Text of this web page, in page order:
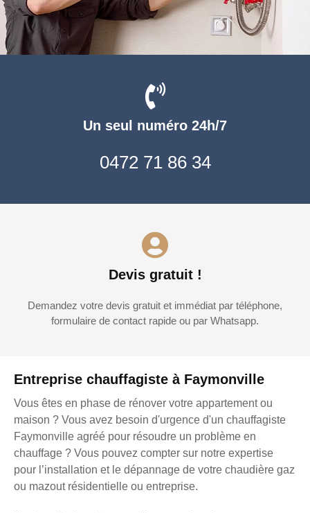
Entreprise chauffagiste à Faymonville
Vous êtes en phase de rénover votre appartement ou
maison ? Vous avez besoin d'urgence d'un chauffagiste
Faymonville agréé pour résoudre un problème en
chauffage ? Vous pouvez compter sur notre expertise
pour l’installation et le dépannage de votre chaudière gaz
ou mazout résidentielle ou entreprise.
Un seul numéro 24h/7
0472 71 86 34
Devis gratuit !
Demandez votre devis gratuit et immédiat par téléphone,
formulaire de contact rapide ou par Whatsapp.